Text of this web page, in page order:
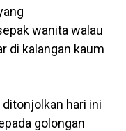
wanita walau
di kalangan kaum
ditonjolkan hari ini
golongan